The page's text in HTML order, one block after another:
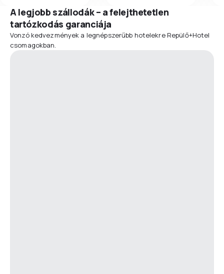
A legjobb szállodák – a felejthetetlen
tartózkodás garanciája
Vonzó kedvezmények a legnépszerűbb hotelekre Repülő+Hotel
csomagokban.